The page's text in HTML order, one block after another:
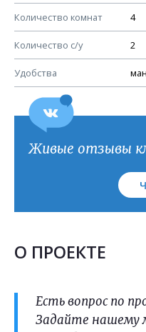
Количество комнат 4
Количество с/у 2
Удобства
Спецификация
Устройство
Узлы устройства кровли
План кровли
Живые отзывы
О ПРОЕКТЕ
Есть вопрос по
Задайте нашему